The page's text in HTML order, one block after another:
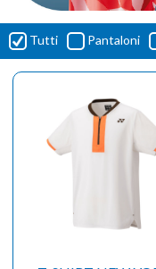
Tutti Pantaloni